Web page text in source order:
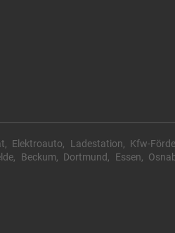
Elektroauto, Ladestation, Kfw-
Beckum, Dortmund, Essen,